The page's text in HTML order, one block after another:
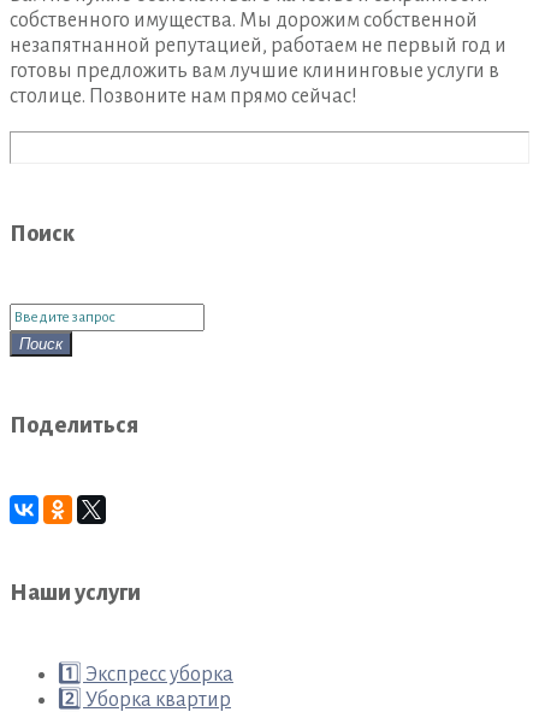
собственного имущества. Мы дорожим собственной
незапятнанной репутацией, работаем не первый год и
готовы предложить вам лучшие клининговые услуги в
столице. Позвоните нам прямо сейчас!
Поиск
Поиск
для:
Поиск
Поделиться
Наши услуги
1️⃣ Экспресс уборка
2️⃣ Уборка квартир